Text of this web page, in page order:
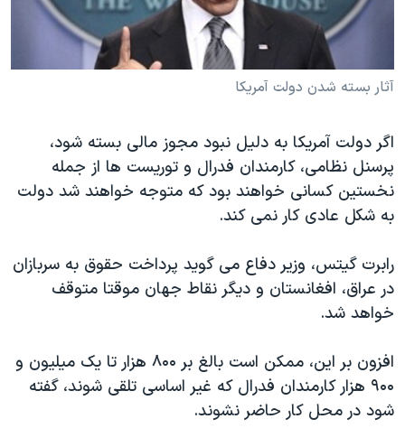
فرهنگ و زندگی
حقوق شهروندی
اقتصادی
اسرائیل در جنگ
گالری عکس
آرشیو پخش زنده
مستندها
انتخابات ریاست جمهوری آمریکا ۲۰۲۴
حمله جمهوری اسلامی به اسرائیل
ورزش زنان در ایران
اعتراضات زن، زندگی، آزادی
مجموعه مستندهای دادخواهی
دادگاه حمید نوری
چهل سال گروگان‌گیری
اعتراضات مردمی آبان ۹۸
اسرائیل در جنگ
دنبال کنید
زبانهای مختلف
آثار بسته شدن دولت آمریکا
اگر دولت آمریکا به دلیل نبود مجوز مالی بسته شود،
پرسنل نظامی، کارمندان فدرال و توریست ها از جمله
نخستین کسانی خواهند بود که متوجه خواهند شد دولت
به شکل عادی کار نمی کند.
رابرت گیتس، وزیر دفاع می گوید پرداخت حقوق به سربازان
در عراق، افغانستان و دیگر نقاط جهان موقتا متوقف
خواهد شد.
افزون بر این، ممکن است بالغ بر ۸۰۰ هزار تا یک میلیون و
۹۰۰ هزار کارمندان فدرال که غیر اساسی تلقی شوند، گفته
شود در محل کار حاضر نشوند.